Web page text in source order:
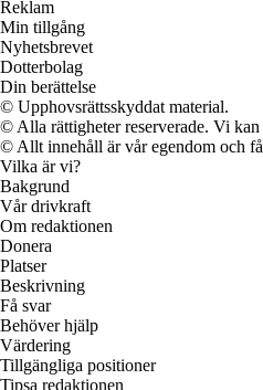
Reklam
Min tillgång
Nyhetsbrevet
Dotterbolag
Din berättelse
© Upphovsrättsskyddat material.
© Alla rättigheter reserverade. Vi
© Allt innehåll är vår egendom och
Vilka är vi?
Bakgrund
Vår drivkraft
Om redaktionen
Donera
Platser
Beskrivning
Få svar
Behöver hjälp
Värdering
Tillgängliga positioner
Tipsa redaktionen